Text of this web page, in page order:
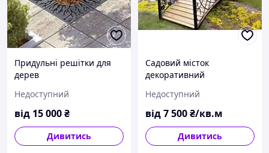
Придульні решітки для
дерев
Недоступний
від 15 000₴
Дивитись
Садовий місток
декоративний
Недоступний
від7 500₴/кв.м
Дивитись